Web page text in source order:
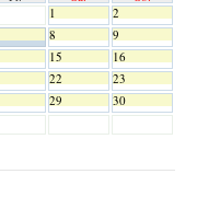
1
2
8
9
15
16
22
23
29
30